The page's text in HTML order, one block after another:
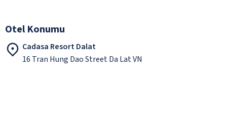
Otel Konumu
Cadasa Resort Dalat
16 Tran Hung Dao Street Da Lat VN